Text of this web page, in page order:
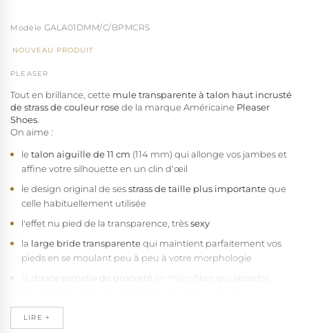
GALA01DMM/C/BPMCRS
NOUVEAU PRODUIT
PLEASER
Tout en brillance, cette mule transparente à talon haut incrusté
de strass de couleur rosede la marque Américaine Pleaser
Shoes
On aime :
le talon aiguille de 11 cm (114 mm) qui allonge vos jambes et
affine votre silhouette en un clin d'œil
le design original de sesstrass de taille plus importanteque
celle habituellement utilisée
l'effet nu pied de la transparence, trèssexy
la large bride transparentequi maintient parfaitement vos
pieds en se moulant peu à peu à votre morphologie
douce semelle de propreté
en microfibre qui absorbe
de soirée
LIRE +